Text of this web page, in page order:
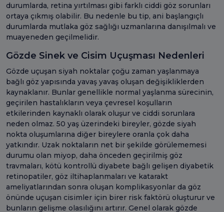
durumlarda, retina yırtılması gibi farklı ciddi göz sorunları
ortaya çıkmış olabilir. Bu nedenle bu tip, ani başlangıçlı
durumlarda mutlaka göz sağlığı uzmanlarına danışılmalı ve
muayeneden geçilmelidir.
Gözde Sinek ve Cisim Uçuşması Nedenleri
Gözde uçuşan siyah noktalar çoğu zaman yaşlanmaya
bağlı göz yapısında yavaş yavaş oluşan değişikliklerden
kaynaklanır. Bunlar genellikle normal yaşlanma sürecinin,
geçirilen hastalıkların veya çevresel koşulların
etkilerinden kaynaklı olarak oluşur ve ciddi sorunlara
neden olmaz. 50 yaş üzerindeki bireyler, gözde siyah
nokta oluşumlarına diğer bireylere oranla çok daha
yatkındır. Uzak noktaların net bir şekilde görülememesi
durumu olan miyop, daha önceden geçirilmiş göz
travmaları, kötü kontrollü diyabete bağlı gelişen diyabetik
retinopatiler, göz iltihaplanmaları ve katarakt
ameliyatlarından sonra oluşan komplikasyonlar da göz
önünde uçuşan cisimler için birer risk faktörü oluşturur ve
bunların gelişme olasılığını artırır. Genel olarak gözde